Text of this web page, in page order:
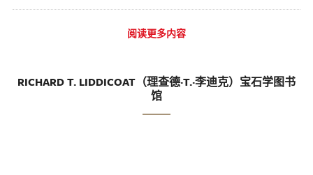
阅读更多内容
RICHARD T. LIDDICOAT（理查德·T.·李迪克）宝石学图书
馆